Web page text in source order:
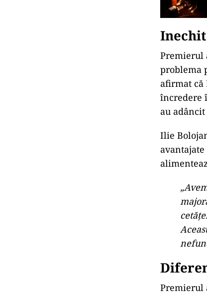
încredere
au